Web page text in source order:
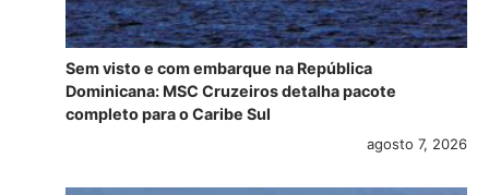
Sem visto e com embarque na República
Dominicana: MSC Cruzeiros detalha pacote
completo para o Caribe Sul
agosto 7, 2026